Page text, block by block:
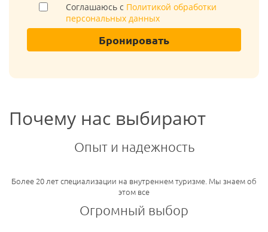
Соглашаюсь с Политикой обработки
персональных данных
Бронировать
Почему нас выбирают
Опыт и надежность
Более 20 лет специализации на внутреннем туризме. Мы знаем об
этом все
Огромный выбор